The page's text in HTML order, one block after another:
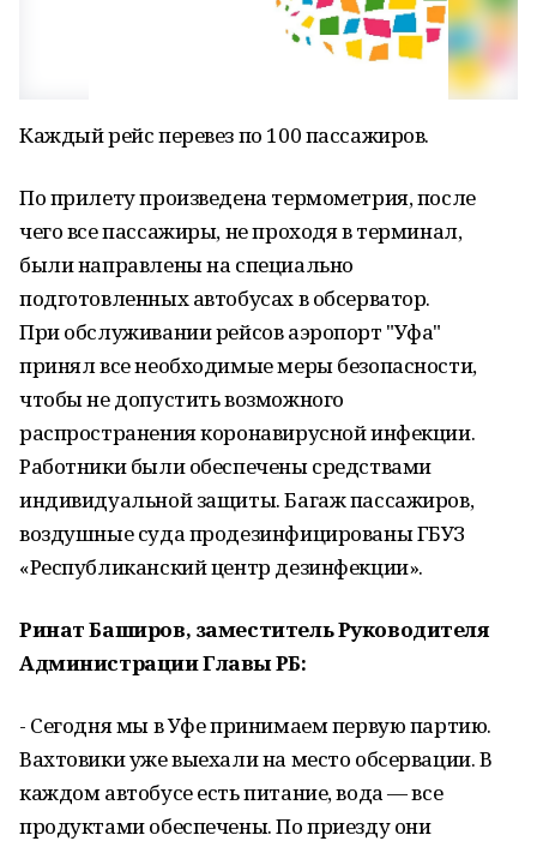
Каждый рейс перевез по 100 пассажиров.
По прилету произведена термометрия, после
чего все пассажиры, не проходя в терминал,
были направлены на специально
подготовленных автобусах в обсерватор.
При обслуживании рейсов аэропорт "Уфа"
принял все необходимые меры безопасности,
чтобы не допустить возможного
распространения коронавирусной инфекции.
Работники были обеспечены средствами
индивидуальной защиты. Багаж пассажиров,
воздушные суда продезинфицированы ГБУЗ
«Республиканский центр дезинфекции».
Ринат Баширов, заместитель Руководителя
Администрации Главы РБ:
- Сегодня мы в Уфе принимаем первую партию.
Вахтовики уже выехали на место обсервации. В
каждом автобусе есть питание, вода — все
продуктами обеспечены. По приезду они